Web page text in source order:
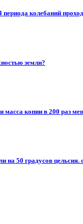
колебаний
земли?
копии в 200 раз
50 градусов